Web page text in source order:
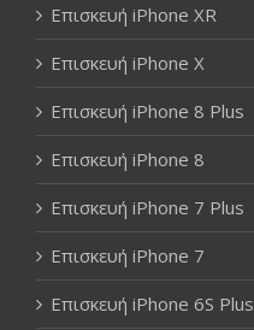
Επισκευή iPhone XR
Επισκευή iPhone X
Επισκευή iPhone 8 Plus
Επισκευή iPhone 8
Επισκευή iPhone 7 Plus
Επισκευή iPhone 7
Επισκευή iPhone 6S Plus